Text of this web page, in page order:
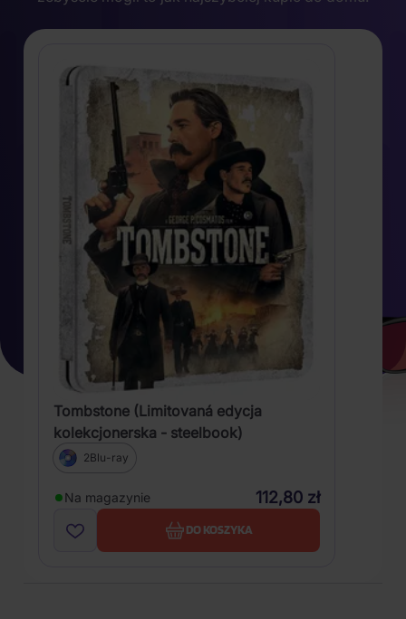
Tombstone (Limitovaná edycja
kolekcjonerska - steelbook)
2Blu-ray
Na magazynie 112,80 zł
DO KOSZYKA